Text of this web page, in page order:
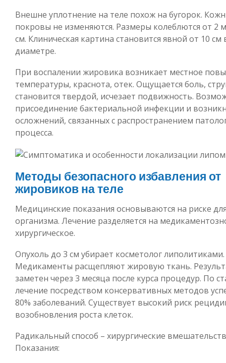
Внешне уплотнение на теле похож на бугорок.
покровы не изменяются. Размеры колеблются от 2
см. Клиническая картина становится явной от 10 см
диаметре.
При воспалении жировика возникает местное
температуры, краснота, отек. Ощущается боль,
становится твердой, исчезает подвижность.
присоединение бактериальной инфекции и
осложнений, связанных с распространением
процесса.
Методы безопасного избавления от
жировиков на теле
Медицинские показания основываются на риске
организма. Лечение разделяется на
хирургическое.
Опухоль до 3 см убирает косметолог липолитиками.
Медикаменты расщепляют жировую ткань.
заметен через 3 месяца после курса процедур. По
лечение посредством консервативных методов
80% заболеваний. Существует высокий риск
возобновления роста клеток.
Радикальный способ – хирургические
Показания: